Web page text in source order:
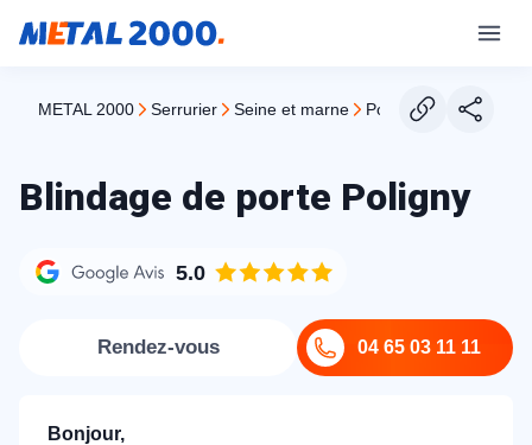
METAL 2000 serrurier seine et marne poligny
Blindage de porte Poligny
5.0
04 65 03 11 11
Rendez-vous
Bonjour,